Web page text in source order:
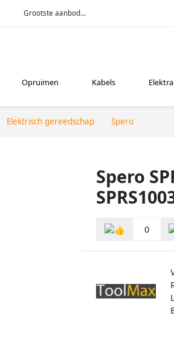
Grootste aanbod...
Opruimen Kabels
Elektrisch gereedschap Spero
Spero
0